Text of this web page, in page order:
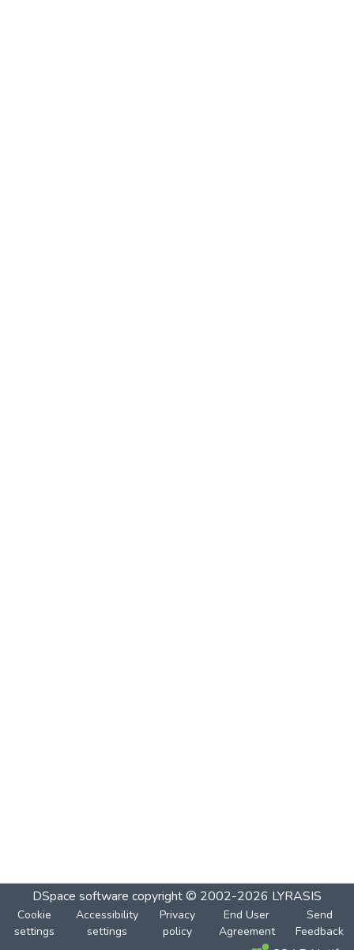
DSpace software copyright © 2002-2026 LYRASIS
Cookie
settings
Accessibility
settings
Privacy
policy
End User
Agreement
Send
Feedback